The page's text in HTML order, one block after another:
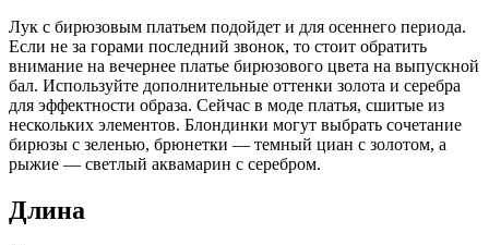
Лук с бирюзовым платьем подойдет и для осеннего периода.
Если не за горами последний звонок, то стоит обратить
внимание на вечернее платье бирюзового цвета на выпускной
бал. Используйте дополнительные оттенки золота и серебра
для эффектности образа. Сейчас в моде платья, сшитые из
нескольких элементов. Блондинки могут выбрать сочетание
бирюзы с зеленью, брюнетки — темный циан с золотом, а
рыжие — светлый аквамарин с серебром.
Длина